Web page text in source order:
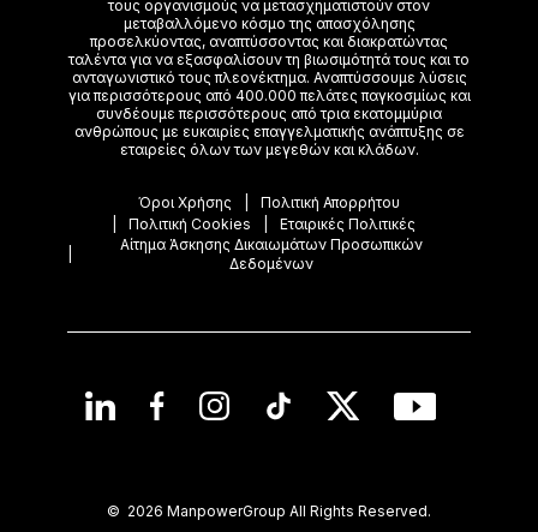
τoυς οργανισμούς να μετασχηματιστούν στον
μεταβαλλόμενο κόσμο της απασχόλησης
προσελκύοντας, αναπτύσσοντας και διακρατώντας
ταλέντα για να εξασφαλίσουν τη βιωσιμότητά τους και το
ανταγωνιστικό τους πλεονέκτημα. Αναπτύσσουμε λύσεις
για περισσότερους από 400.000 πελάτες παγκοσμίως και
συνδέουμε περισσότερους από τρια εκατομμύρια
ανθρώπους με ευκαιρίες επαγγελματικής ανάπτυξης σε
εταιρείες όλων των μεγεθών και κλάδων.
Όροι Χρήσης
Πολιτική Απορρήτου
Πολιτική Cookies
Εταιρικές Πολιτικές
Αίτημα Άσκησης Δικαιωμάτων Προσωπικών
Δεδομένων
© 2026 ManpowerGroup All Rights Reserved.